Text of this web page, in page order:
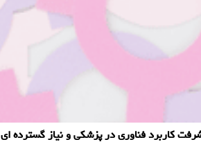
كاربرد فناوری در پزشكی و نیاز گسترده